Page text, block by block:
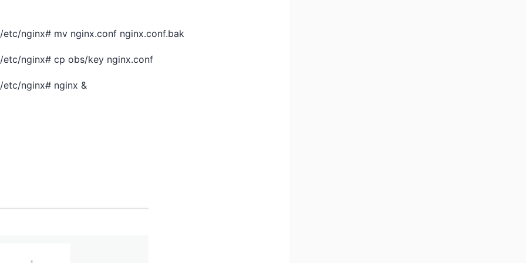
nginx# mv nginx.conf nginx.conf.bak
nginx# cp obs/key nginx.conf
nginx# nginx &